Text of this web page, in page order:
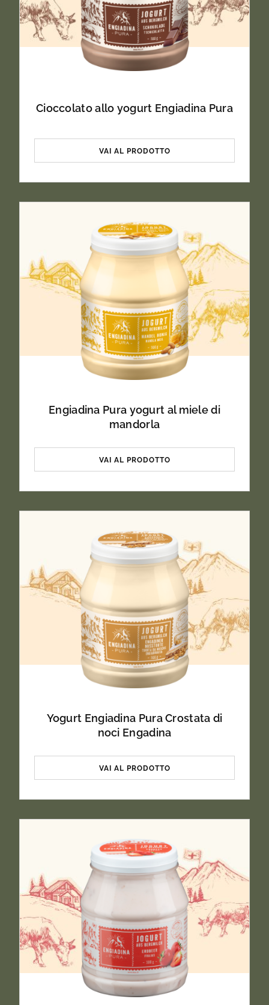
Cioccolato allo yogurt Engiadina Pura
VAI AL PRODOTTO
Engiadina Pura yogurt al miele di
mandorla
VAI AL PRODOTTO
Yogurt Engiadina Pura Crostata di
noci Engadina
VAI AL PRODOTTO